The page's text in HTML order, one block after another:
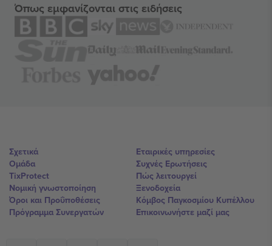
Όπως εμφανίζονται στις ειδήσεις
Σχετικά
Ομάδα
TixProtect
Νομική γνωστοποίηση
Όροι και Προΰποθέσεις
Πρόγραμμα Συνεργατών
Εταιρικές υπηρεσίες
Συχνές Ερωτήσεις
Πώς λειτουργεί
Ξενοδοχεία
Κόμβος Παγκοσμίου Κυπέλλου
Επικοινωνήστε μαζί μας